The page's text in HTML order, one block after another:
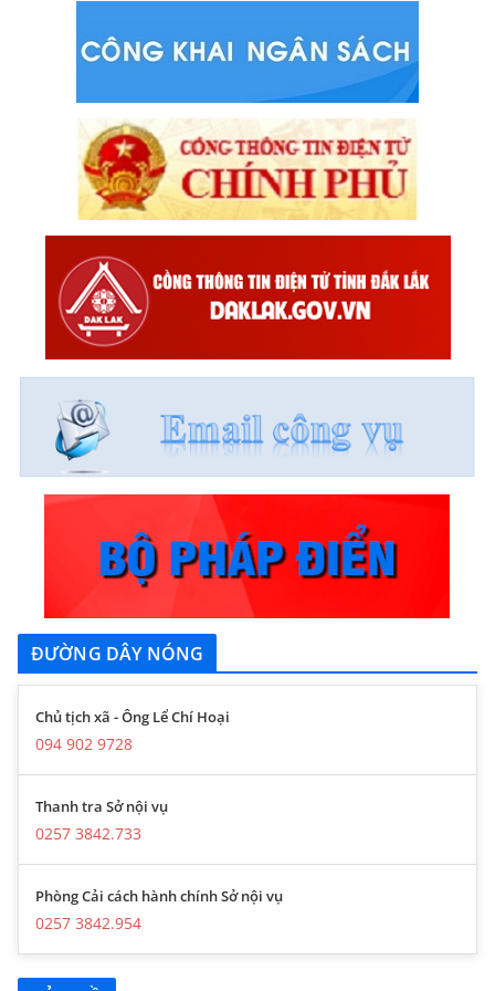
ĐƯỜNG DÂY NÓNG
Chủ tịch xã - Ông Lể Chí Hoại
094 902 9728
Thanh tra Sở nội vụ
0257 3842.733
Phòng Cải cách hành chính Sở nội vụ
0257 3842.954